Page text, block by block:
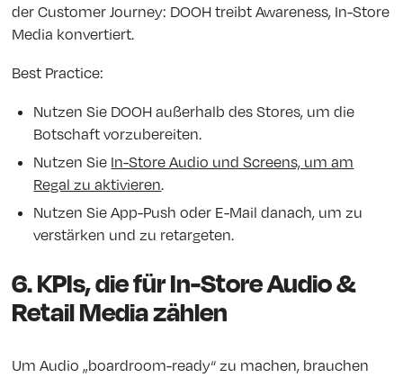
der Customer Journey: DOOH treibt Awareness, In-Store
Media konvertiert.
Best Practice:
Nutzen Sie DOOH außerhalb des Stores, um die
Botschaft vorzubereiten.
Nutzen Sie In-Store Audio und Screens, um am
Regal zu aktivieren.
Nutzen Sie App-Push oder E-Mail danach, um zu
verstärken und zu retargeten.
6. KPIs, die für In-Store Audio &
Retail Media zählen
Um Audio „boardroom-ready“ zu machen, brauchen